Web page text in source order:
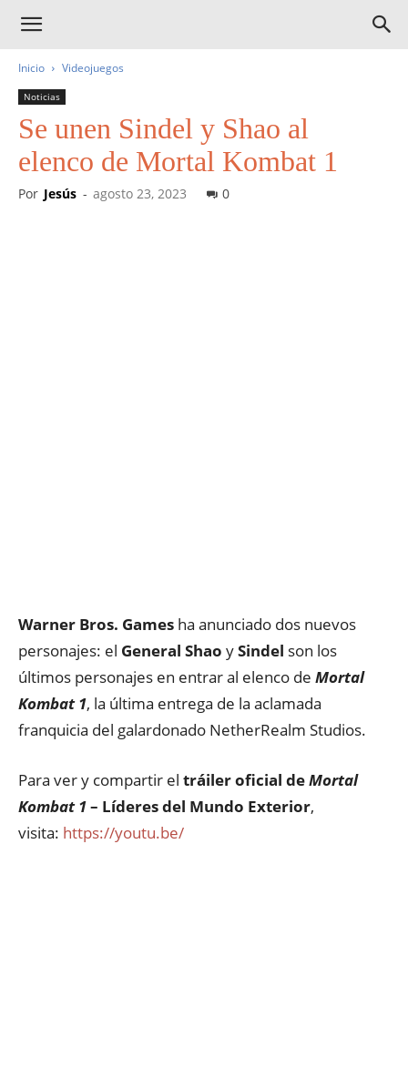
Inicio Videojuegos
Noticias
Se unen Sindel y Shao al
elenco de Mortal Kombat 1
Por Jesús - agosto 23, 2023 0
Warner Bros. Games ha anunciado dos nuevos
personajes: el General Shao ySindel son los
últimos personajes en entrar al elenco de Mortal
Kombat 1, la última entrega de la aclamada
franquicia del galardonado NetherRealm Studios.
Para ver y compartir el tráiler oficial deMortal
Kombat 1– Líderes del Mundo Exterior,
visita: https://youtu.be/